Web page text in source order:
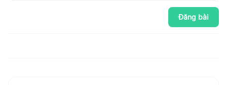
Đăng bài